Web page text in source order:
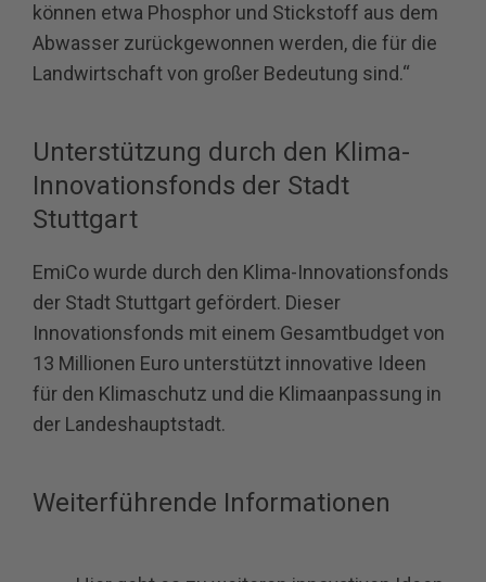
können etwa Phosphor und Stickstoff aus dem
Abwasser zurückgewonnen werden, die für die
Landwirtschaft von großer Bedeutung sind.“
Unterstützung durch den Klima-
Innovationsfonds der Stadt
Stuttgart
EmiCo wurde durch den Klima-Innovationsfonds
der Stadt Stuttgart gefördert. Dieser
Innovationsfonds mit einem Gesamtbudget von
13 Millionen Euro unterstützt innovative Ideen
für den Klimaschutz und die Klimaanpassung in
der Landeshauptstadt.
Weiterführende Informationen